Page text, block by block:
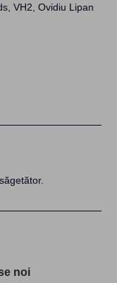
VH2, Ovidiu Lipan
noi